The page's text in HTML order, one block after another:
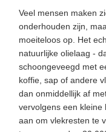
Veel mensen maken
onderhouden zijn,
moeiteloos op. Het
natuurlijke olielaag -
schoongeveegd met
koffie, sap of andere
dan onmiddellijk af
vervolgens een kleine
aan om vlekresten te